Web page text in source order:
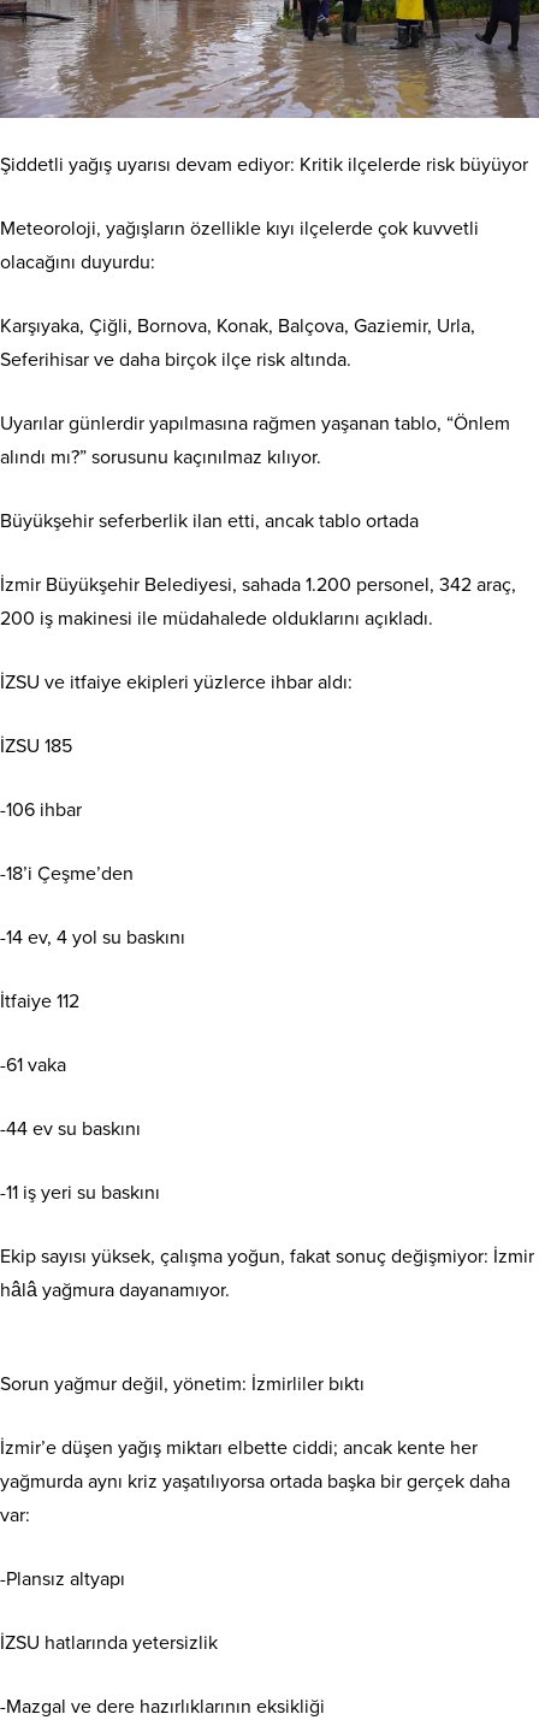
Şiddetli yağış uyarısı devam ediyor: Kritik ilçelerde risk büyüyor
Meteoroloji, yağışların özellikle kıyı ilçelerde çok kuvvetli
olacağını duyurdu:
Karşıyaka, Çiğli, Bornova, Konak, Balçova, Gaziemir, Urla,
Seferihisar ve daha birçok ilçe risk altında.
Uyarılar günlerdir yapılmasına rağmen yaşanan tablo, “Önlem
alındı mı?” sorusunu kaçınılmaz kılıyor.
Büyükşehir seferberlik ilan etti, ancak tablo ortada
İzmir Büyükşehir Belediyesi, sahada 1.200 personel, 342 araç,
200 iş makinesi ile müdahalede olduklarını açıkladı.
İZSU ve itfaiye ekipleri yüzlerce ihbar aldı:
İZSU 185
-106 ihbar
-18’i Çeşme’den
-14 ev, 4 yol su baskını
İtfaiye 112
-61 vaka
-44 ev su baskını
-11 iş yeri su baskını
Ekip sayısı yüksek, çalışma yoğun, fakat sonuç değişmiyor: İzmir
hâlâ yağmura dayanamıyor.
Sorun yağmur değil, yönetim: İzmirliler bıktı
İzmir’e düşen yağış miktarı elbette ciddi; ancak kente her
yağmurda aynı kriz yaşatılıyorsa ortada başka bir gerçek daha
var:
-Plansız altyapı
İZSU hatlarında yetersizlik
-Mazgal ve dere hazırlıklarının eksikliği